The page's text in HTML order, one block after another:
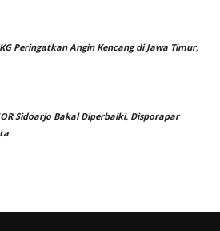
Peringatkan Angin Kencang di Jawa Timur,
Sidoarjo Bakal Diperbaiki, Disporapar